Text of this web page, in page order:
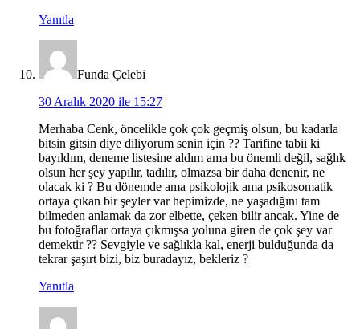
Yanıtla
Funda Çelebi
30 Aralık 2020 ile 15:27
Merhaba Cenk, öncelikle çok çok geçmiş olsun, bu kadarla
bitsin gitsin diye diliyorum senin için ?? Tarifine tabii ki
bayıldım, deneme listesine aldım ama bu önemli değil, sağlık
olsun her şey yapılır, tadılır, olmazsa bir daha denenir, ne
olacak ki ? Bu dönemde ama psikolojik ama psikosomatik
ortaya çıkan bir şeyler var hepimizde, ne yaşadığını tam
bilmeden anlamak da zor elbette, çeken bilir ancak. Yine de
bu fotoğraflar ortaya çıkmışsa yoluna giren de çok şey var
demektir ?? Sevgiyle ve sağlıkla kal, enerji bulduğunda da
tekrar şaşırt bizi, biz buradayız, bekleriz ?
Yanıtla